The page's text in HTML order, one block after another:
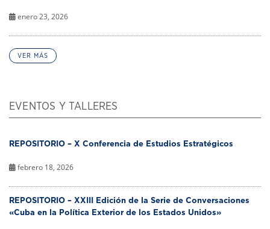
enero 23, 2026
VER MÁS
EVENTOS Y TALLERES
REPOSITORIO – X Conferencia de Estudios Estratégicos
febrero 18, 2026
REPOSITORIO – XXIII Edición de la Serie de Conversaciones
«Cuba en la Política Exterior de los Estados Unidos»